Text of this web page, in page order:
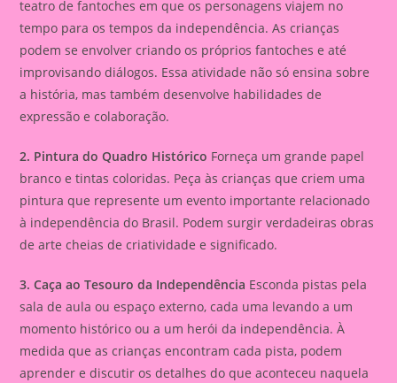
teatro de fantoches em que os personagens viajem no
tempo para os tempos da independência. As crianças
podem se envolver criando os próprios fantoches e até
improvisando diálogos. Essa atividade não só ensina sobre
a história, mas também desenvolve habilidades de
expressão e colaboração.
2. Pintura do Quadro Histórico Forneça um grande papel
branco e tintas coloridas. Peça às crianças que criem uma
pintura que represente um evento importante relacionado
à independência do Brasil. Podem surgir verdadeiras obras
de arte cheias de criatividade e significado.
3. Caça ao Tesouro da Independência Esconda pistas pela
sala de aula ou espaço externo, cada uma levando a um
momento histórico ou a um herói da independência. À
medida que as crianças encontram cada pista, podem
aprender e discutir os detalhes do que aconteceu naquela